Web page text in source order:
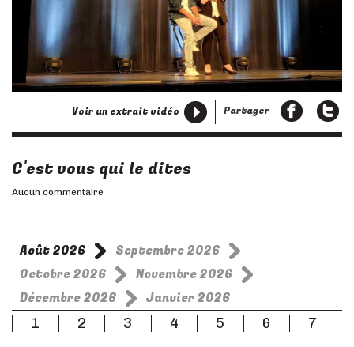
Partager
Voir un extrait vidéo
C'est vous qui le dites
Aucun commentaire
Août 2026
Septembre 2026
Octobre 2026
Novembre 2026
Décembre 2026
Janvier 2026
1
2 3 4 5 6
7